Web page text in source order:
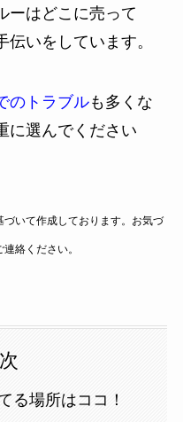
ーはどこに売って
いをしています。
のトラブルも多くな
に選んでください
づいて作成しております。お気づ
絡ください。
る場所はココ！